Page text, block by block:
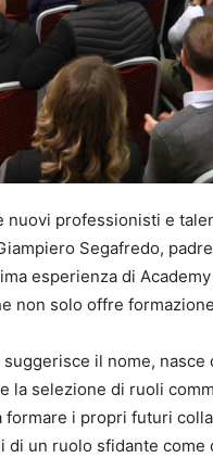
nuovi professionisti e
Segafredo,
esperienza di
non solo offre
suggerisce il nome,
la selezione di ruoli
formare i propri futuri
di un ruolo sfidante